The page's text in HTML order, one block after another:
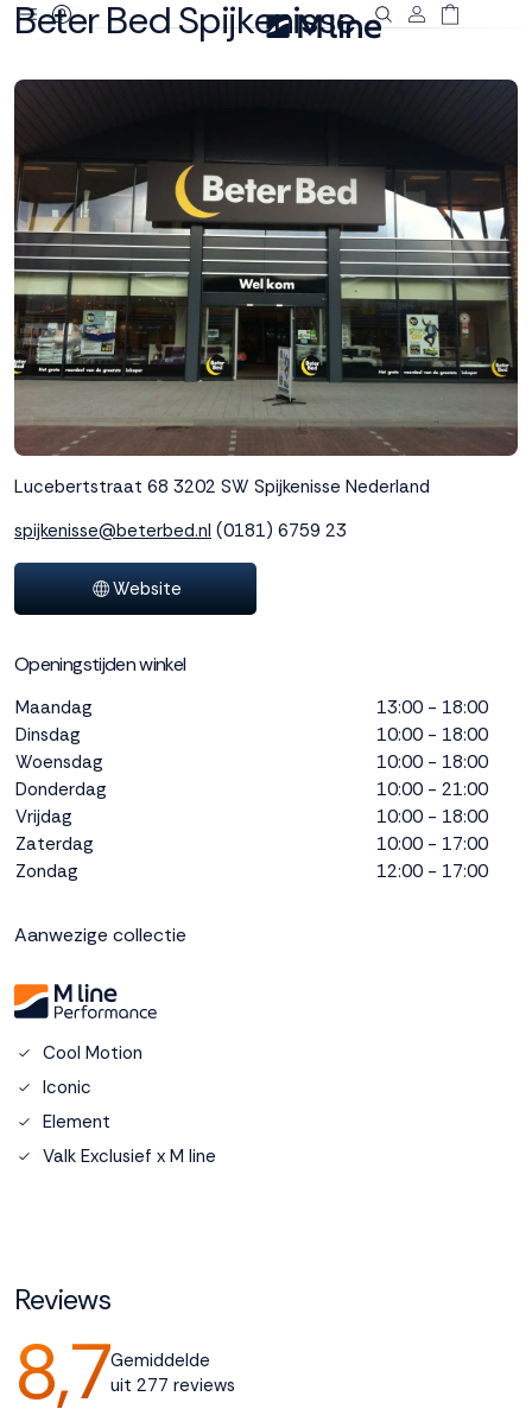
gebruikt
M line plaatst
functionele,
analytische en
marketing cookies.
Dankzij functionele
cookies werkt de
website goed, terwijl
de analytische
cookies ons helpen
om de website te
verbeteren. Via de
marketing cookies
kunnen we jouw
binnen en buiten
onze website te
anoniem. Meer
weten? Lees
dit overzicht
alle
cookieinstellingen en
lees hier onze privacy
policy
accepteren geef je
toestemming voor
cookies. Kies je voor
Weigeren? Dan
functionele en
analytische cookies.
Accepteren
Beter Bed Spijkenisse
Lucebertstraat 68 3202 SW Spijkenisse Nederland
spijkenisse@beterbed.nl (0181) 6759 23
Website
Openingstijden winkel
Maandag
13:00 - 18:00
Dinsdag
10:00 - 18:00
Woensdag
10:00 - 18:00
Donderdag
10:00 - 21:00
Vrijdag
10:00 - 18:00
Zaterdag
10:00 - 17:00
Zondag
12:00 - 17:00
Aanwezige collectie
Cool Motion
Iconic
Element
Valk Exclusief x M line
Reviews
8,7Gemiddelde
uit 277 reviews